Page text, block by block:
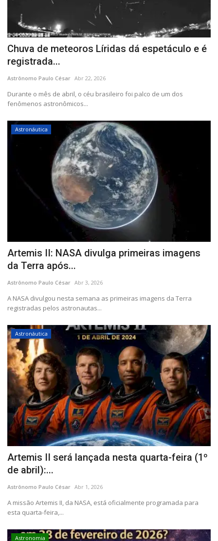
Chuva de meteoros Líridas dá espetáculo e é
registrada...
Astrônomo Paulo César Abr 22, 2026
Durante o mês de abril, o céu brasileiro foi palco de um dos
fenômenos astronômicos...
Astronáutica
Artemis II: NASA divulga primeiras imagens
da Terra após...
Astrônomo Paulo César Abr 3, 2026
A NASA divulgou nesta semana as primeiras imagens da Terra
registradas pelos astronautas...
Astronáutica
Artemis II será lançada nesta quarta-feira (1º
de abril):...
Astrônomo Paulo César Abr 1, 2026
A missão Artemis II, da NASA, está oficialmente programada para
esta quarta-feira,...
Astronomia